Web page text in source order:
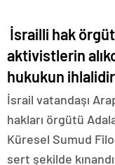
İsrailli hak
aktivistlerin
hukukun ihlalidir
İsrail vatandaşı
hakları örgütü
Küresel Sumud
sert şekilde kınandı.